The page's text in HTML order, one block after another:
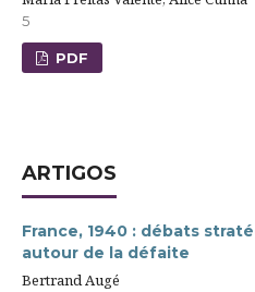
5
PDF
ARTIGOS
France, 1940 : débats
autour de la défaite
Bertrand Augé